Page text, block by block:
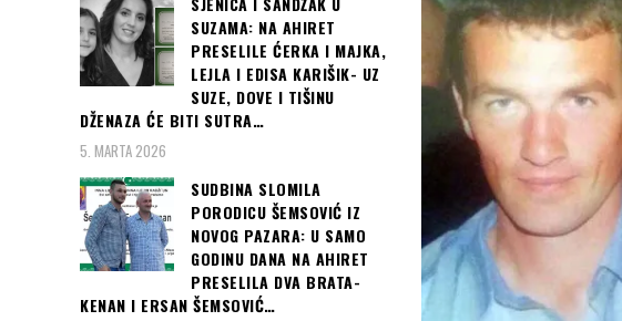
SUZAMA: NA AHIRET
PRESELILE ĆERKA I MAJKA,
LEJLA I EDISA KARIŠIK- UZ
SUZE, DOVE I TIŠINU
DŽENAZA ĆE BITI SUTRA…
5. MARTA 2026
SUDBINA SLOMILA
PORODICU ŠEMSOVIĆ IZ
NOVOG PAZARA: U SAMO
GODINU DANA NA AHIRET
PRESELILA DVA BRATA-
KENAN I ERSAN ŠEMSOVIĆ…